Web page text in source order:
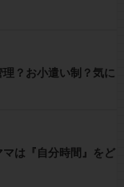
？お小遣い制？気に
は『自分時間』をど